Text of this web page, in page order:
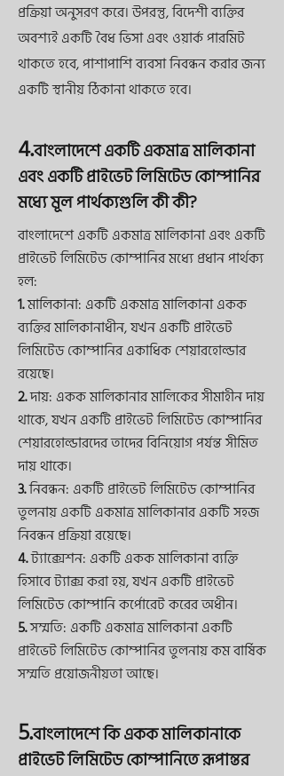
প্রক্রিয়া অনুসরণ করে। উপরন্তু, বিদেশী ব্যক্তির
অবশ্যই একটি বৈধ ভিসা এবং ওয়ার্ক পারমিট
থাকতে হবে, পাশাপাশি ব্যবসা নিবন্ধন করার জন্য
একটি স্থানীয় ঠিকানা থাকতে হবে।
4.বাংলাদেশে একটি একমাত্র মালিকানা
এবং একটি প্রাইভেট লিমিটেড কোম্পানির
মধ্যে মূল পার্থক্যগুলি কী কী?
বাংলাদেশে একটি একমাত্র মালিকানা এবং একটি
প্রাইভেট লিমিটেড কোম্পানির মধ্যে প্রধান পার্থক্য
হল:
1.মালিকানা: একটি একমাত্র মালিকানা একক
ব্যক্তির মালিকানাধীন, যখন একটি প্রাইভেট
লিমিটেড কোম্পানির একাধিক শেয়ারহোল্ডার
রয়েছে।
2.দায়: একক মালিকানার মালিকের সীমাহীন দায়
থাকে, যখন একটি প্রাইভেট লিমিটেড কোম্পানির
শেয়ারহোল্ডারদের তাদের বিনিয়োগ পর্যন্ত সীমিত
দায় থাকে।
3.নিবন্ধন: একটি প্রাইভেট লিমিটেড কোম্পানির
তুলনায় একটি একমাত্র মালিকানার একটি সহজ
নিবন্ধন প্রক্রিয়া রয়েছে।
4.ট্যাক্সেশন: একটি একক মালিকানা ব্যক্তি
হিসাবে ট্যাক্স করা হয়, যখন একটি প্রাইভেট
লিমিটেড কোম্পানি কর্পোরেট করের অধীন।
5.সম্মতি: একটি একমাত্র মালিকানা একটি
প্রাইভেট লিমিটেড কোম্পানির তুলনায় কম বার্ষিক
সম্মতি প্রয়োজনীয়তা আছে।
5.বাংলাদেশে কি একক মালিকানাকে
প্রাইভেট লিমিটেড কোম্পানিতে রূপান্তর